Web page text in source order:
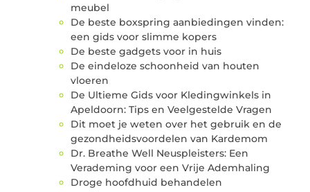
meubel
De beste boxspring aanbiedingen vinden:
een gids voor slimme kopers
De beste gadgets voor in huis
De eindeloze schoonheid van houten
vloeren
De Ultieme Gids voor Kledingwinkels in
Apeldoorn: Tips en Veelgestelde Vragen
Dit moet je weten over het gebruik en de
gezondheidsvoordelen van Kardemom
Dr. Breathe Well Neuspleisters: Een
Verademing voor een Vrije Ademhaling
Droge hoofdhuid behandelen